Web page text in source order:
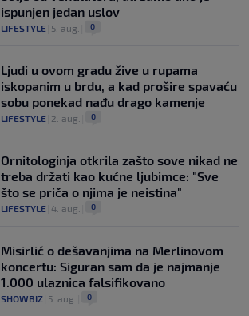
ispunjen jedan uslov
LIFESTYLE 5. aug. 0
Ljudi u ovom gradu žive u rupama
iskopanim u brdu, a kad prošire spavaću
sobu ponekad nađu drago kamenje
LIFESTYLE 2. aug. 0
Ornitologinja otkrila zašto sove nikad ne
treba držati kao kućne ljubimce: "Sve
što se priča o njima je neistina"
LIFESTYLE 4. aug. 0
Misirlić o dešavanjima na Merlinovom
koncertu: Siguran sam da je najmanje
1.000 ulaznica falsifikovano
SHOWBIZ 5. aug. 0